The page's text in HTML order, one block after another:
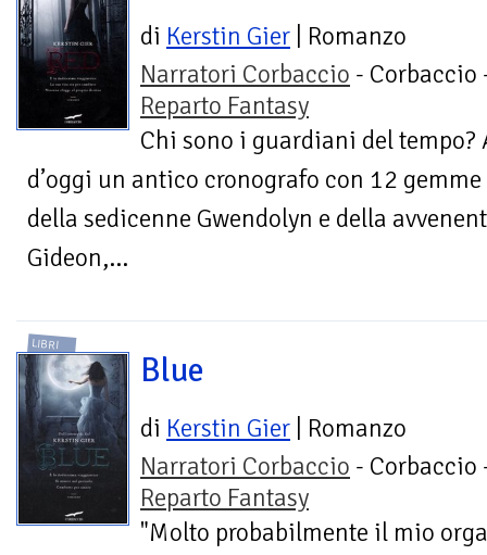
di Kerstin Gier | Romanzo
Narratori Corbaccio - Corbaccio
Reparto Fantasy
Chi sono i guardiani del tempo?
d’oggi un antico cronografo con 12
della sedicenne Gwendolyn e della
Gideon,...
LIBRI
Blue
di Kerstin Gier | Romanzo
Narratori Corbaccio - Corbaccio
Reparto Fantasy
"Molto probabilmente il mio